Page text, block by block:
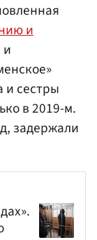
и
и
и сестры
в 2019-м.
задержали